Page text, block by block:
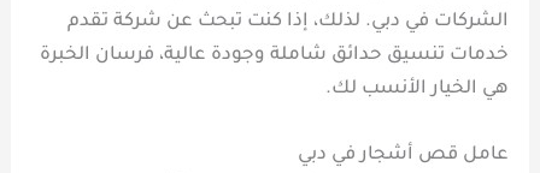
الشركات في دبي. لذلك، إذا كنت تبحث عن شركة تقدم
خدمات تنسيق حدائق شاملة وجودة عالية، فرسان الخبرة
هي الخيار الأنسب لك.
عامل قص أشجار في دبي